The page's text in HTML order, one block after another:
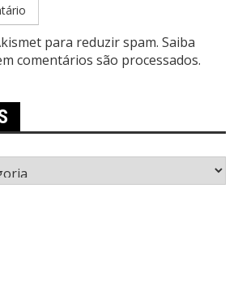
para reduzir spam. Saiba
comentários são processados.